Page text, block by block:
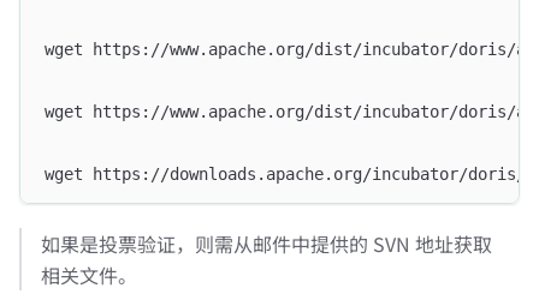
wget https://www.apache.org/dist/incubator/doris/
wget https://www.apache.org/dist/incubator/doris/
wget https://downloads.apache.org/incubator/doris/
如果是投票验证，则需从邮件中提供的 SVN 地址获取
相关文件。